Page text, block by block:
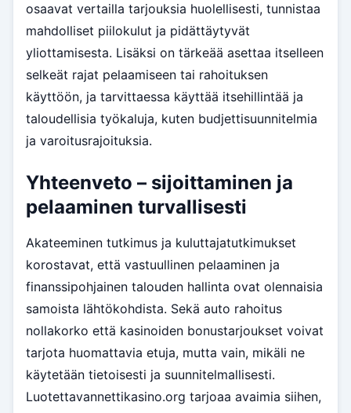
osaavat vertailla tarjouksia huolellisesti, tunnistaa
mahdolliset piilokulut ja pidättäytyvät
yliottamisesta. Lisäksi on tärkeää asettaa itselleen
selkeät rajat pelaamiseen tai rahoituksen
käyttöön, ja tarvittaessa käyttää itsehillintää ja
taloudellisia työkaluja, kuten budjettisuunnitelmia
ja varoitusrajoituksia.
Yhteenveto – sijoittaminen ja
pelaaminen turvallisesti
Akateeminen tutkimus ja kuluttajatutkimukset
korostavat, että vastuullinen pelaaminen ja
finanssipohjainen talouden hallinta ovat olennaisia
samoista lähtökohdista. Sekä auto rahoitus
nollakorko että kasinoiden bonustarjoukset voivat
tarjota huomattavia etuja, mutta vain, mikäli ne
käytetään tietoisesti ja suunnitelmallisesti.
Luotettavannettikasino.org tarjoaa avaimia siihen,